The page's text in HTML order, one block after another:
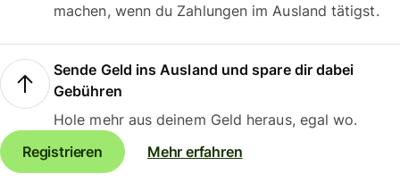
machen, wenn du Zahlungen im Ausland tätigst.
Sende Geld ins Ausland und spare dir dabei
Gebühren
Hole mehr aus deinem Geld heraus, egal wo.
Registrieren
Mehr erfahren